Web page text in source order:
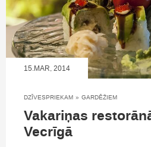
15.MAR, 2014
DZĪVESPRIEKAM » GARDĒŽIEM
Vakariņas
Vecrīgā